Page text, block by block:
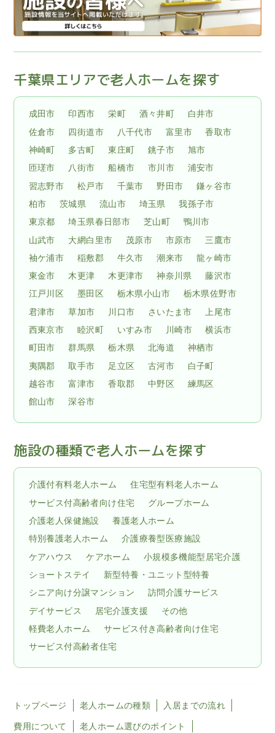
千葉県エリアで老人ホームを探す
成田市 印西市 栄町 酒々井町
白井市
佐倉市
四街道市 八千代市 富里市
香取市
神崎町
多古町 東庄町 銚子市
旭市
匝瑳市
八街市 船橋市 市川市
浦安市
習志野市
松戸市 千葉市 野田市
鎌ヶ谷市
柏市
茨城県 流山市 埼玉県
我孫子市
東京都
埼玉県春日部市 芝山町
鴨川市
山武市
大網白里市 茂原市 市原市
三鷹市
袖ケ浦市
稲敷郡 牛久市 潮来市
龍ヶ崎市
東金市
木更津 木更津市 神奈川県
藤沢市
江戸川区
墨田区 栃木県小山市
栃木県佐野市
君津市
草加市 川口市 さいたま市
上尾市
西東京市
睦沢町 いすみ市 川崎市
横浜市
町田市
群馬県 栃木県 北海道
神栖市
夷隅郡
取手市 足立区 古河市
白子町
越谷市
富津市 香取郡 中野区
練馬区
館山市
深谷市
施設の種類で老人ホームを探す
介護付有料老人ホーム
住宅型有料老人ホーム
サービス付高齢者向け住宅
グループホーム
介護老人保健施設
養護老人ホーム
特別養護老人ホーム
介護療養型医療施設
ケアハウス
ケアホーム
小規模多機能型居宅介護
ショートステイ
新型特養・ユニット型特養
シニア向け分譲マンション
訪問介護サービス
デイサービス
居宅介護支援
その他
軽費老人ホーム
サービス付き高齢者向け住宅
サービス付高齢者住宅
トップページ 老人ホームの種類 入居までの流れ
費用について 老人ホーム選びのポイント